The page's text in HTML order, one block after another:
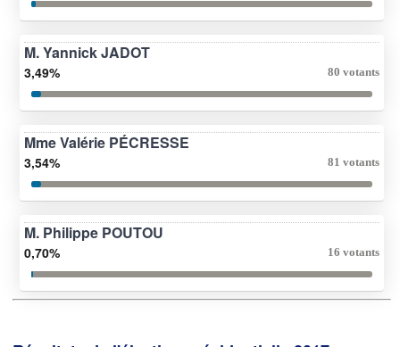
M. Yannick JADOT
3,49% 80 votants
Mme Valérie PÉCRESSE
3,54% 81 votants
M. Philippe POUTOU
0,70% 16 votants